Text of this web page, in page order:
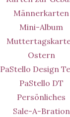
Männerkarten
Mini-Album
Ostern
PaStello Design
PaStello DT
Persönliches
Sale-A-Bration